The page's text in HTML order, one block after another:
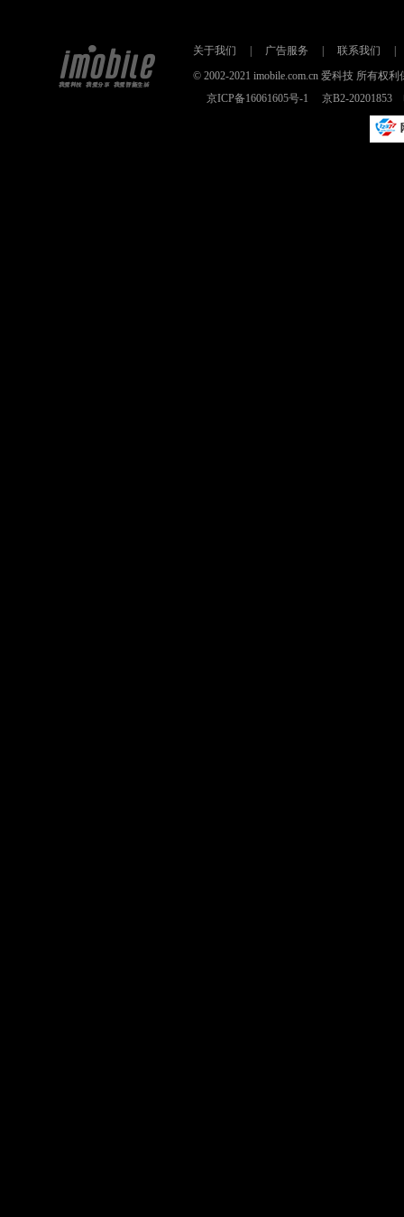
关于我们 | 广告服务 | 联系我们
|
© 2002-2021 imobile.com.cn 爱科技 所有权
京ICP备16061605号-1
京B2-20201853